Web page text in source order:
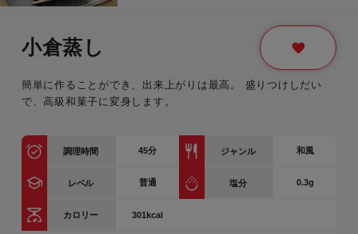
小倉蒸し
簡単に作ることができ、出来上がりは最高。 盛りつけしだい
で、高級和菓子に変身します。
調理時間 45分 ジャンル 和風
レベル 普通 塩分 0.3g
カロリー 301kcal